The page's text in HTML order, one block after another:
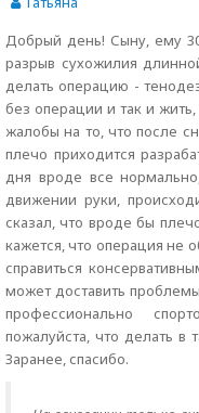
Добрый день! Сыну, ему 30
разрыв сухожилия
делать операцию -
без операции и так и
жалобы на то, что после
плечо приходится
дня вроде все
движении руки,
сказал, что вроде бы
кажется, что операция не
справиться
может доставить
профессионально
пожалуйста, что делать в
Заранее, спасибо.